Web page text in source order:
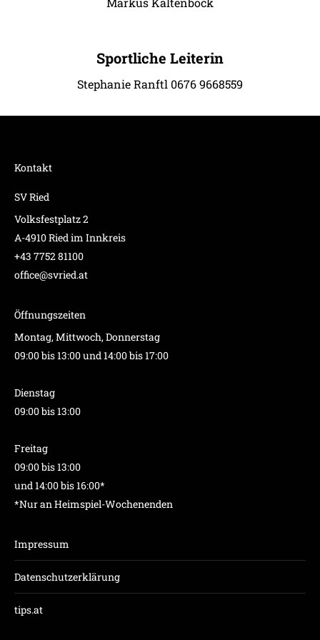
Sportliche Leiterin
Stephanie Ranftl 0676 9668559
Kontakt
SV Ried
Volksfestplatz 2
A-4910 Ried im Innkreis
+43 7752 81100
office@svried.at
Öffnungszeiten
Montag, Mittwoch, Donnerstag
09:00 bis 13:00 und 14:00 bis 17:00
Dienstag
09:00 bis 13:00
Freitag
09:00 bis 13:00
und 14:00 bis 16:00*
*Nur an Heimspiel-Wochenenden
Impressum
Datenschutzerklärung
tips.at